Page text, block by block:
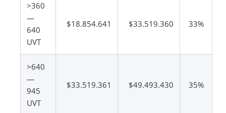
>360
—
640
UVT
$18.854.641 $33.519.360 33%
>640
—
945
UVT
$33.519.361 $49.493.430 35%